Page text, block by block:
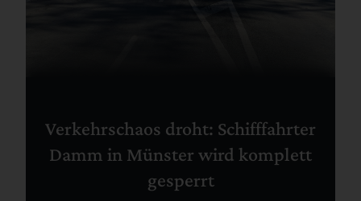
Verkehrschaos droht: Schifffahrter
Damm in Münster wird komplett
gesperrt